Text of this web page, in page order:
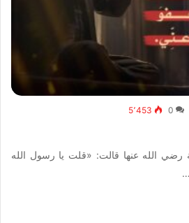
0 5٬453
رضي الله عنها قالت: «قلت يا رسول الله